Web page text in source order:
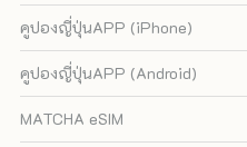
คูปองญี่ปุ่นAPP (iPhone)
คูปองญี่ปุ่นAPP (Android)
MATCHA eSIM